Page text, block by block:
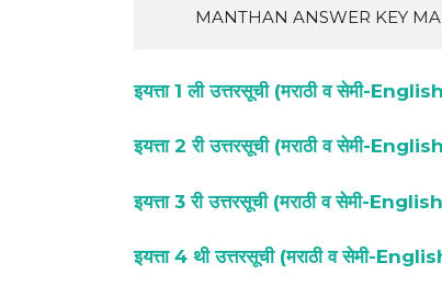
MANTHAN ANSWER KEY
इयत्ता 1 ली उत्तरसूची (मराठी व सेमी-
इयत्ता 2 री उत्तरसूची (मराठी व सेमी-
इयत्ता 3 री उत्तरसूची (मराठी व सेमी-
इयत्ता 4 थी उत्तरसूची (मराठी व सेमी-